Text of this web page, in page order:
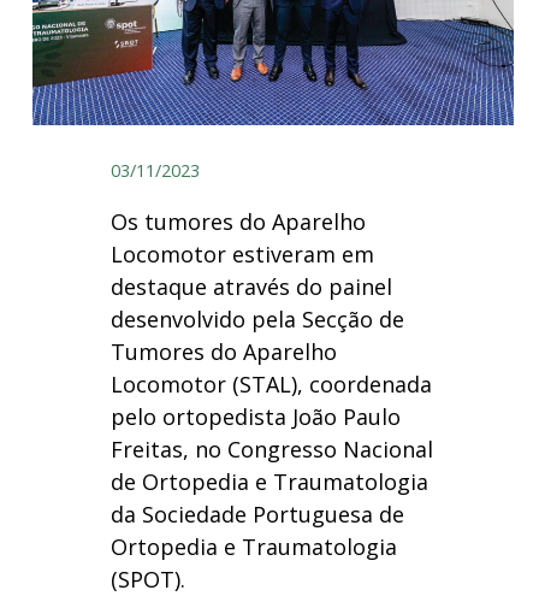
03/11/2023
Os tumores do Aparelho
Locomotor estiveram em
destaque através do painel
desenvolvido pela Secção de
Tumores do Aparelho
Locomotor (STAL), coordenada
pelo ortopedista João Paulo
Freitas, no Congresso Nacional
de Ortopedia e Traumatologia
da Sociedade Portuguesa de
Ortopedia e Traumatologia
(SPOT).